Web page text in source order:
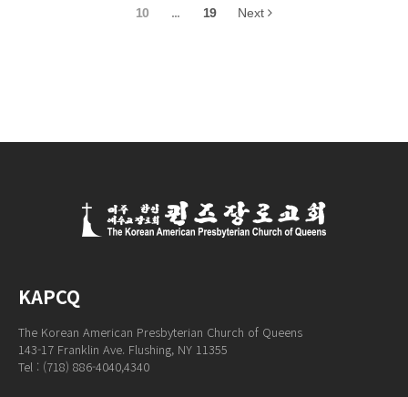
10 ... 19 Next
KAPCQ
The Korean American Presbyterian Church of Queens
143-17 Franklin Ave. Flushing, NY 11355
Tel : (718) 886-4040,4340